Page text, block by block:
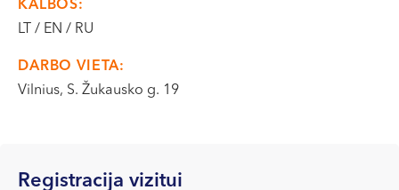
VI, VII --
KALBOS:
LT / EN / RU
DARBO VIETA:
Vilnius, S. Žukausko g. 19
Registracija vizitui